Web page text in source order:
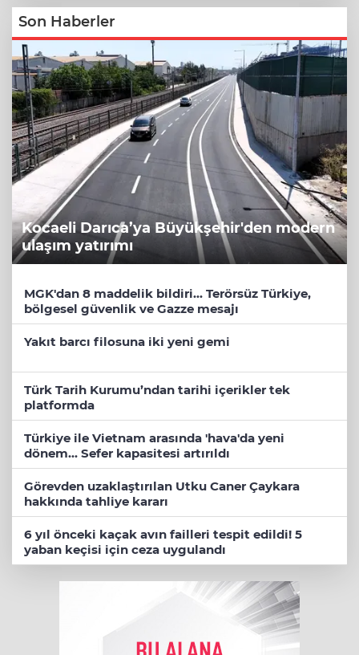
Son Haberler
Kocaeli Darıca’ya Büyükşehir'den modern
ulaşım yatırımı
MGK'dan 8 maddelik bildiri... Terörsüz Türkiye,
bölgesel güvenlik ve Gazze mesajı
Yakıt barcı filosuna iki yeni gemi
Türk Tarih Kurumu’ndan tarihi içerikler tek
platformda
Türkiye ile Vietnam arasında 'hava'da yeni
dönem... Sefer kapasitesi artırıldı
Görevden uzaklaştırılan Utku Caner Çaykara
hakkında tahliye kararı
6 yıl önceki kaçak avın failleri tespit edildi! 5
yaban keçisi için ceza uygulandı